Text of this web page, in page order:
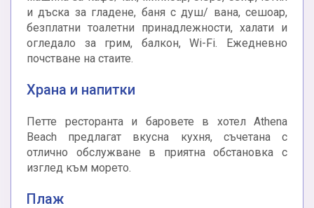
и дъска за гладене, баня с душ/ вана, сешоар,
безплатни тоалетни принадлежности, халати и
огледало за грим, балкон, Wi-Fi. Ежедневно
почстване на стаите.
Храна и напитки
Петте ресторанта и баровете в хотел Athena
Beach предлагат вкусна кухня, съчетана с
отлично обслужване в приятна обстановка с
изглед към морето.
Плаж